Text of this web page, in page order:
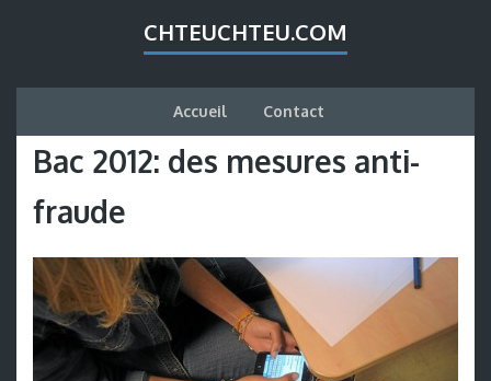
CHTEUCHTEU.COM
Accueil Contact
Bac 2012: des mesures anti-
fraude